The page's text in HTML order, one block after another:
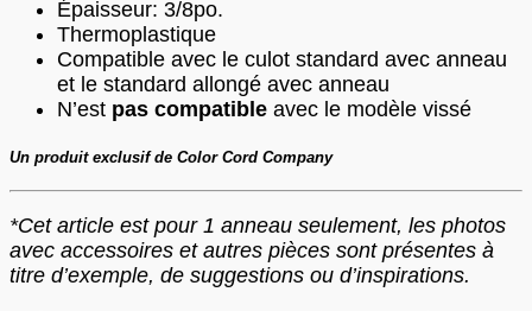
Épaisseur: 3/8po.
Thermoplastique
Compatible avec le culot standard avec anneau
et le standard allongé avec anneau
N’est pas compatible avec le modèle vissé
Un produit exclusif de Color Cord Company
*Cet article est pour 1 anneau seulement, les photos
avec accessoires et autres pièces sont présentes à
titre d’exemple, de suggestions ou d’inspirations.